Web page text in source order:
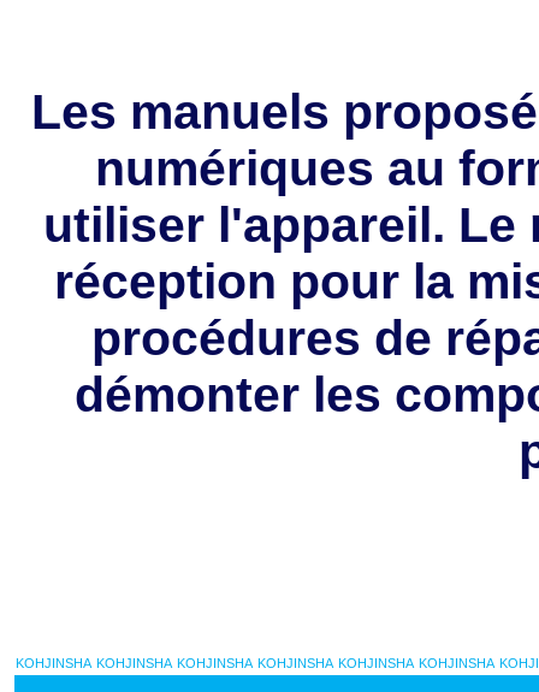
Les manuels
numériques au
utiliser l'appareil. Le
réception pour la
procédures de
démonter les
KOHJINSHA KOHJINSHA KOHJINSHA KOHJINSHA KOHJINSHA KOHJINSHA